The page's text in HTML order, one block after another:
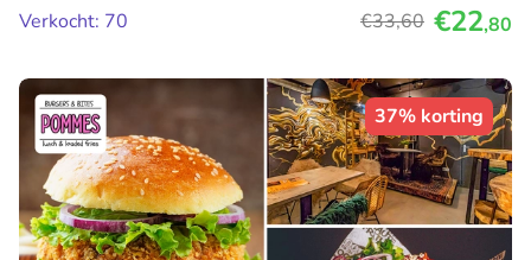
Verkocht: 70
€33,60 €22,80
37% korting